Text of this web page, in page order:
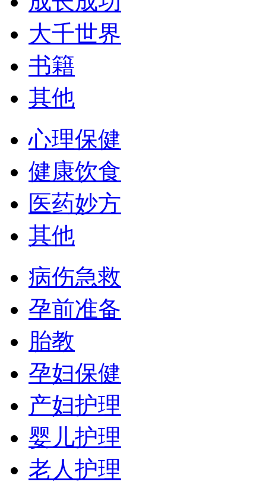
大千世界
书籍
其他
心理保健
健康饮食
医药妙方
其他
病伤急救
孕前准备
胎教
孕妇保健
产妇护理
婴儿护理
老人护理